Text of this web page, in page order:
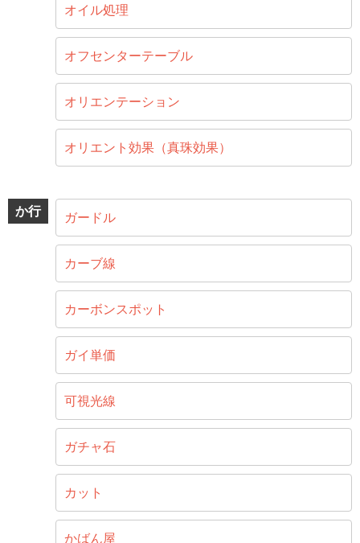
オイル処理
オフセンターテーブル
オリエンテーション
オリエント効果（真珠効果）
か行 ガードル
カーブ線
カーボンスポット
ガイ単価
可視光線
ガチャ石
カット
かばん屋